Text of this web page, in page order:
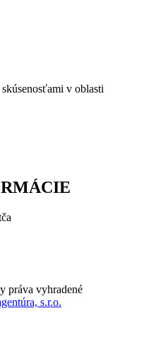
v oblasti
práva vyhradené
s.r.o.